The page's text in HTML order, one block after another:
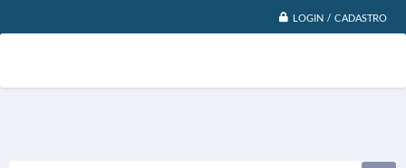
LOGIN / CADASTRO